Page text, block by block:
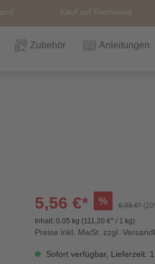
Kauf auf Rechnung
Zubehör Anleitungen
Sale
Prym Love
5,56 €* % 6,95 €*
Inhalt: 0.05 kg (111,20 €* / 1 kg)
Preise inkl. MwSt. zzgl.
Sofort verfügbar, Lieferzeit: